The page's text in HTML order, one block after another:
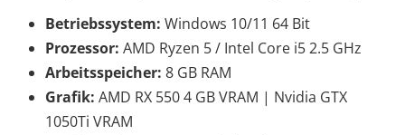
Betriebssystem: Windows 10/11 64 Bit
Prozessor: AMD Ryzen 5 / Intel Core i5 2.5 GHz
Arbeitsspeicher: 8 GB RAM
Grafik: AMD RX 550 4 GB VRAM | Nvidia GTX
1050Ti VRAM